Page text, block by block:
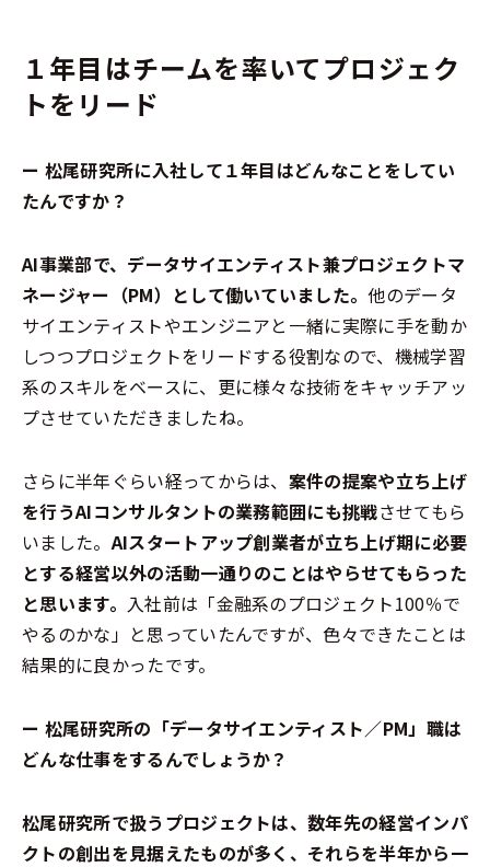
１年目はチームを率いてプロジェク
トをリード
ー 松尾研究所に入社して１年目はどんなことをしてい
たんですか？
AI事業部で、データサイエンティスト兼プロジェクトマ
ネージャー（PM）として働いていました。他のデータ
サイエンティストやエンジニアと一緒に実際に手を動か
しつつプロジェクトをリードする役割なので、機械学習
系のスキルをベースに、更に様々な技術をキャッチアッ
プさせていただきましたね。
さらに半年ぐらい経ってからは、 案件の提案や立ち上げ
を行うAIコンサルタントの業務範囲にも挑戦させてもら
いました。AIスタートアップ創業者が立ち上げ期に必要
とする経営以外の活動一通りのことはやらせてもらった
と思います。 入社前は「金融系のプロジェクト100％で
やるのかな」と思っていたんですが、色々できたことは
結果的に良かったです。
ー 松尾研究所の「データサイエンティスト／PM」職は
どんな仕事をするんでしょうか？
松尾研究所で扱うプロジェクトは、数年先の経営インパ
クトの創出を見据えたものが多く、それらを半年から一